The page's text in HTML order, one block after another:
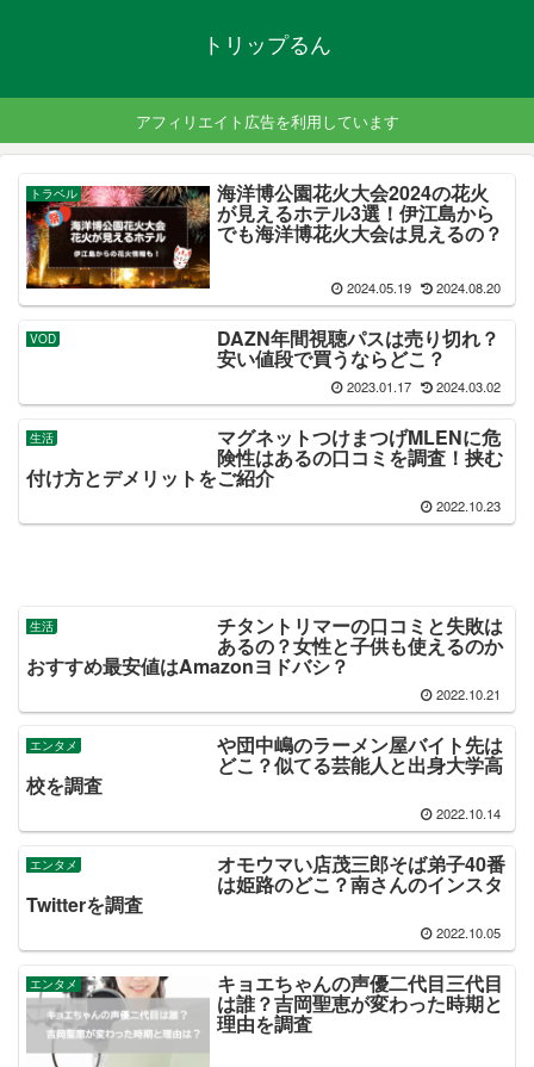
トリップるん
アフィリエイト広告を利用しています
トラベル 海洋博公園花火大会2024の花火
が見えるホテル3選！伊江島から
でも海洋博花火大会は見えるの？
2024.05.19 2024.08.20
VOD DAZN年間視聴パスは売り切れ？
安い値段で買うならどこ？
2023.01.17 2024.03.02
生活 マグネットつけまつげMLENに危
険性はあるの口コミを調査！挟む
付け方とデメリットをご紹介
2022.10.23
生活 チタントリマーの口コミと失敗は
あるの？女性と子供も使えるのか
おすすめ最安値はAmazonヨドバシ？
2022.10.21
エンタメ や団中嶋のラーメン屋バイト先は
どこ？似てる芸能人と出身大学高
校を調査
2022.10.14
エンタメ オモウマい店茂三郎そば弟子40番
は姫路のどこ？南さんのインスタ
Twitterを調査
2022.10.05
エンタメ キョエちゃんの声優二代目三代目
は誰？吉岡聖恵が変わった時期と
理由を調査